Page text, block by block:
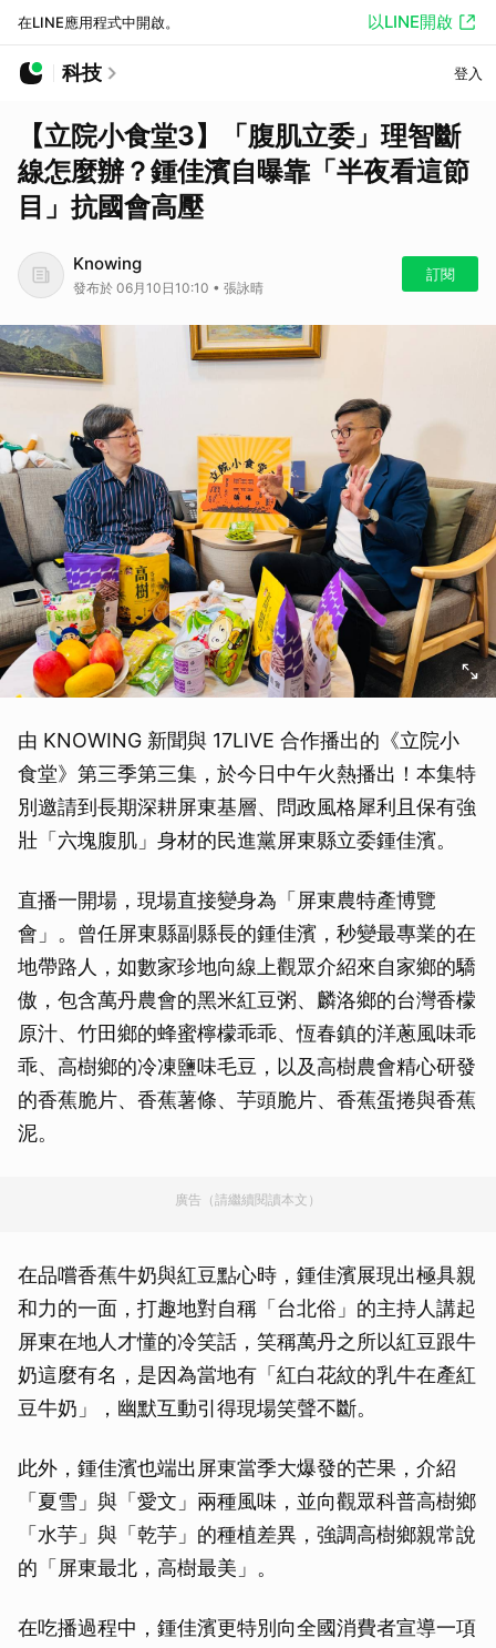
在LINE應用程式中開啟。 以LINE開啟
科技 登入
【立院小食堂3】「腹肌立委」理智斷
線怎麼辦？鍾佳濱自曝靠「半夜看這節
目」抗國會高壓
Knowing
發布於 06月10日10:10 • 張詠晴
訂閱
由 KNOWING 新聞與 17LIVE 合作播出的《立院小
食堂》第三季第三集，於今日中午火熱播出！本集特
別邀請到長期深耕屏東基層、問政風格犀利且保有強
壯「六塊腹肌」身材的民進黨屏東縣立委鍾佳濱。
直播一開場，現場直接變身為「屏東農特產博覽
會」。曾任屏東縣副縣長的鍾佳濱，秒變最專業的在
地帶路人，如數家珍地向線上觀眾介紹來自家鄉的驕
傲，包含萬丹農會的黑米紅豆粥、麟洛鄉的台灣香檬
原汁、竹田鄉的蜂蜜檸檬乖乖、恆春鎮的洋蔥風味乖
乖、高樹鄉的冷凍鹽味毛豆，以及高樹農會精心研發
的香蕉脆片、香蕉薯條、芋頭脆片、香蕉蛋捲與香蕉
泥。
廣告（請繼續閱讀本文）
在品嚐香蕉牛奶與紅豆點心時，鍾佳濱展現出極具親
和力的一面，打趣地對自稱「台北俗」的主持人講起
屏東在地人才懂的冷笑話，笑稱萬丹之所以紅豆跟牛
奶這麼有名，是因為當地有「紅白花紋的乳牛在產紅
豆牛奶」，幽默互動引得現場笑聲不斷。
此外，鍾佳濱也端出屏東當季大爆發的芒果，介紹
「夏雪」與「愛文」兩種風味，並向觀眾科普高樹鄉
「水芋」與「乾芋」的種植差異，強調高樹鄉親常說
的「屏東最北，高樹最美」。
在吃播過程中，鍾佳濱更特別向全國消費者宣導一項